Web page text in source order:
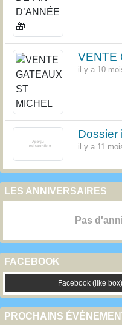
VENTE
il y a 10
Dossier
il y a 11
LES ANNIVERSAIRES
Pas
FACEBOOK
Facebook (like
PROCHAINS